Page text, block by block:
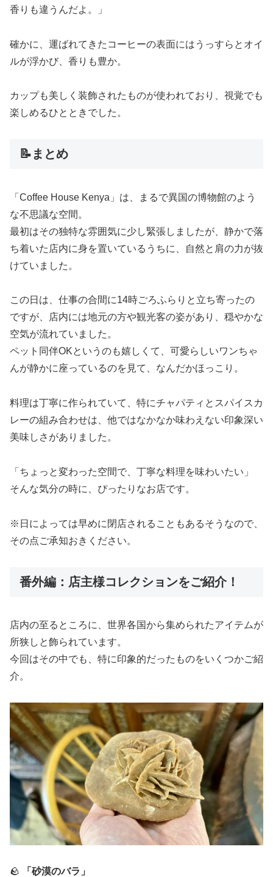
香りも違うんだよ。」
確かに、運ばれてきたコーヒーの表面にはうっすらとオイ
ルが浮かび、香りも豊か。
カップも美しく装飾されたものが使われており、視覚でも
楽しめるひとときでした。
📝まとめ
「Coffee House Kenya」は、まるで異国の博物館のよう
な不思議な空間。
最初はその独特な雰囲気に少し緊張しましたが、静かで落
ち着いた店内に身を置いているうちに、自然と肩の力が抜
けていました。
この日は、仕事の合間に14時ごろふらりと立ち寄ったの
ですが、店内には地元の方や観光客の姿があり、穏やかな
空気が流れていました。
ペット同伴OKというのも嬉しくて、可愛らしいワンちゃ
んが静かに座っているのを見て、なんだかほっこり。
料理は丁寧に作られていて、特にチャパティとスパイスカ
レーの組み合わせは、他ではなかなか味わえない印象深い
美味しさがありました。
「ちょっと変わった空間で、丁寧な料理を味わいたい」
そんな気分の時に、ぴったりなお店です。
※日によっては早めに閉店されることもあるそうなので、
その点ご承知おきください。
番外編：店主様コレクションをご紹介！
店内の至るところに、世界各国から集められたアイテムが
所狭しと飾られています。
今回はその中でも、特に印象的だったものをいくつかご紹
介。
🪨
「砂漠のバラ」